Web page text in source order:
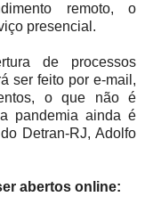
remoto, o
presencial.
de processos
ser feito por e-mail,
o que não é
pandemia ainda é
Detran-RJ, Adolfo
abertos online: